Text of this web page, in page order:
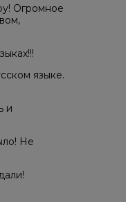
Огромное
языке.
и
Не